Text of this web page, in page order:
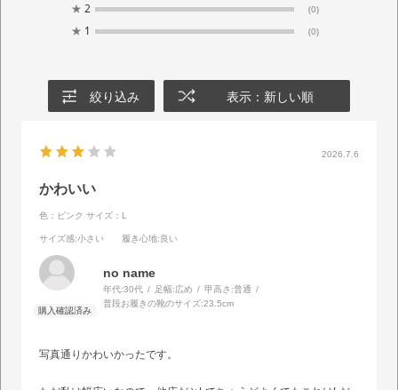
★ 2 (0)
★ 1 (0)
絞り込み 表示：新しい順
2026.7.6
かわいい
色：ピンク サイズ：L
サイズ感:小さい 履き心地:良い
no name
年代:30代 足幅:広め 甲高さ:普通
普段お履きの靴のサイズ:23.5cm
写真通りかわいかったです。